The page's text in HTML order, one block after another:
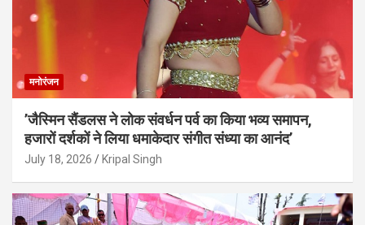
मनोरंजन
’जैस्मिन सैंडलस ने लोक संवर्धन पर्व का किया भव्य समापन,
हजारों दर्शकों ने लिया धमाकेदार संगीत संध्या का आनंद’
July 18, 2026 Kripal Singh